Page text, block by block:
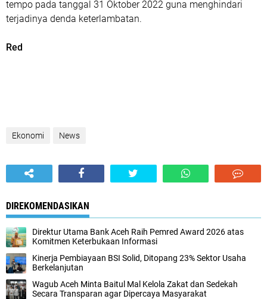
tempo pada tanggal 31 Oktober 2022 guna menghindari
terjadinya denda keterlambatan.
Red
Ekonomi News
DIREKOMENDASIKAN
Direktur Utama Bank Aceh Raih Pemred Award 2026 atas
Komitmen Keterbukaan Informasi
Kinerja Pembiayaan BSI Solid, Ditopang 23% Sektor Usaha
Berkelanjutan
Wagub Aceh Minta Baitul Mal Kelola Zakat dan Sedekah
Secara Transparan agar Dipercaya Masyarakat